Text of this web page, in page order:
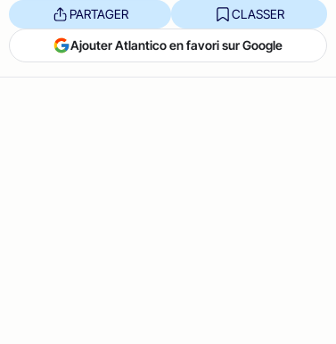
PARTAGER CLASSER
Ajouter Atlantico en favori sur Google